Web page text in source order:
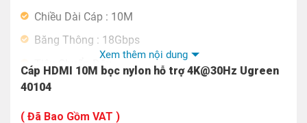
Chiều Dài Cáp : 10M
Băng Thông : 18Gbps
Tiêu Chuẩn Dây
Xem thêm nội dung
Cáp HDMI 10M bọc nylon hỗ trợ 4K@30Hz Ugreen
40104
( Đã Bao Gồm VAT )